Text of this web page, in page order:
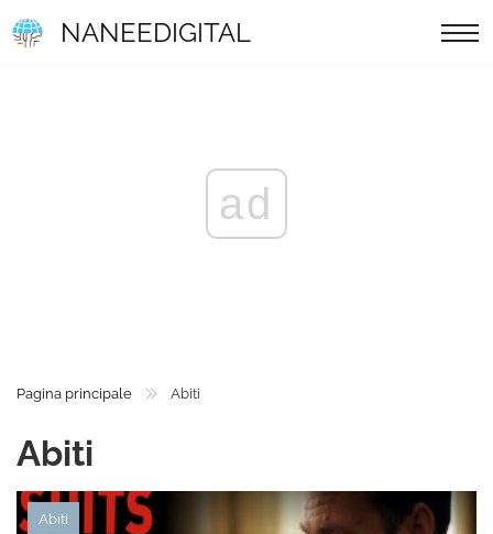
NANEEDIGITAL
ad
Pagina principale Abiti
Abiti
Abiti